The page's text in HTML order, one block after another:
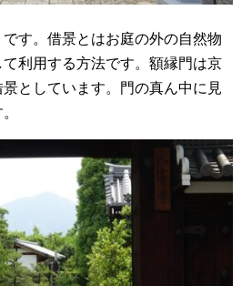
す。借景とはお庭の外の自然物
利用する方法です。額縁門は京
としています。門の真ん中に見